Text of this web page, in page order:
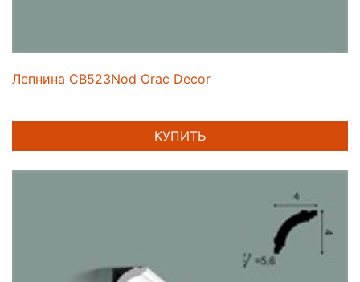
Лепнина CB523Nod Orac Decor
КУПИТЬ